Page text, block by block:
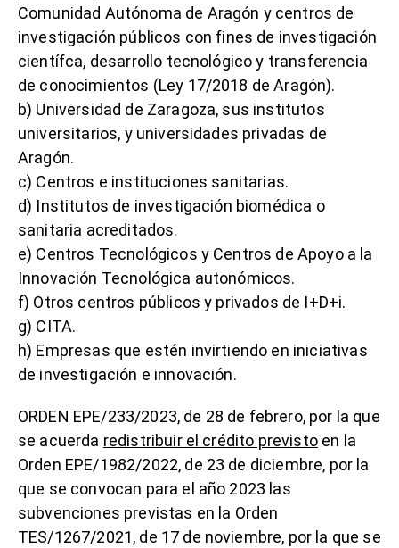
Comunidad Autónoma de Aragón y centros de
investigación públicos con fines de investigación
científca, desarrollo tecnológico y transferencia
de conocimientos (Ley 17/2018 de Aragón).
b) Universidad de Zaragoza, sus institutos
universitarios, y universidades privadas de
Aragón.
c) Centros e instituciones sanitarias.
d) Institutos de investigación biomédica o
sanitaria acreditados.
e) Centros Tecnológicos y Centros de Apoyo a la
Innovación Tecnológica autonómicos.
f) Otros centros públicos y privados de I+D+i.
g) CITA.
h) Empresas que estén invirtiendo en iniciativas
de investigación e innovación.
ORDEN EPE/233/2023, de 28 de febrero, por la que
se acuerda redistribuir el crédito previstoen la
Orden EPE/1982/2022, de 23 de diciembre, por la
que se convocan para el año 2023 las
subvenciones previstas en la Orden
TES/1267/2021, de 17 de noviembre, por la que se